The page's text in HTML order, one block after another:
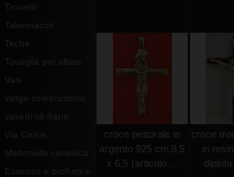
Tabernacoli
valige celebrazione
Mattonella ceramica
Essenze e profumi e
croce pettorale in
argento 925 cm.8,5
x 6,5 (articolo ...
croce
in